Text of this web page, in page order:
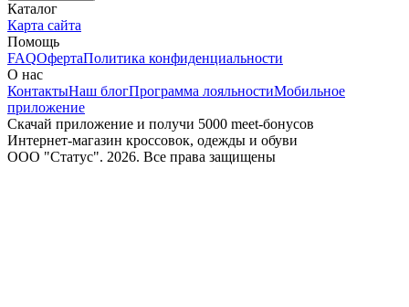
Каталог
Карта сайта
Помощь
FAQОфертаПолитика конфиденциальности
О нас
КонтактыНаш блогПрограмма лояльностиМобильное
приложение
Скачай приложение и получи 5000 meet-бонусов
Интернет-магазин кроссовок, одежды и обуви
ООО "Статус". 2026. Все права защищены